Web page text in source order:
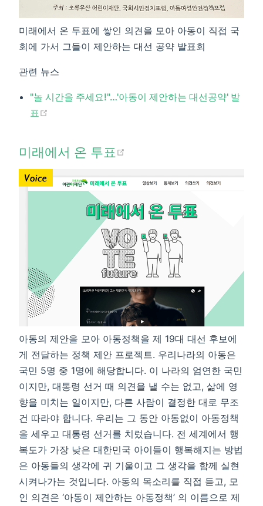
미래에서 온 투표에 쌓인 의견을 모아 아동이 직접 국
회에 가서 그들이 제안하는 대선 공약 발표회
관련 뉴스
"놀 시간을 주세요!"…'아동이 제안하는 대선공약' 발
표​
미래에서 온 투표​
아동의 제안을 모아 아동정책을 제 19대 대선 후보에
게 전달하는 정책 제안 프로젝트. 우리나라의 아동은
국민 5명 중 1명에 해당합니다. 이 나라의 엄연한 국민
이지만, 대통령 선거 때 의견을 낼 수는 없고, 삶에 영
향을 미치는 일이지만, 다른 사람이 결정한 대로 무조
건 따라야 합니다. 우리는 그 동안 아동없이 아동정책
을 세우고 대통령 선거를 치렀습니다. 전 세계에서 행
복도가 가장 낮은 대한민국 아이들이 행복해지는 방법
은 아동들의 생각에 귀 기울이고 그 생각을 함께 실현
시켜나가는 것입니다. 아동의 목소리를 직접 듣고, 모
인 의견은 ‘아동이 제안하는 아동정책’ 의 이름으로 제